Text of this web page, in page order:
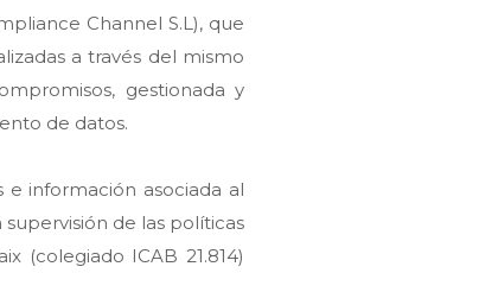
Channel S.L), que
a través del mismo
gestionada y
de datos.
información asociada al
de las políticas
(colegiado ICAB 21.814)